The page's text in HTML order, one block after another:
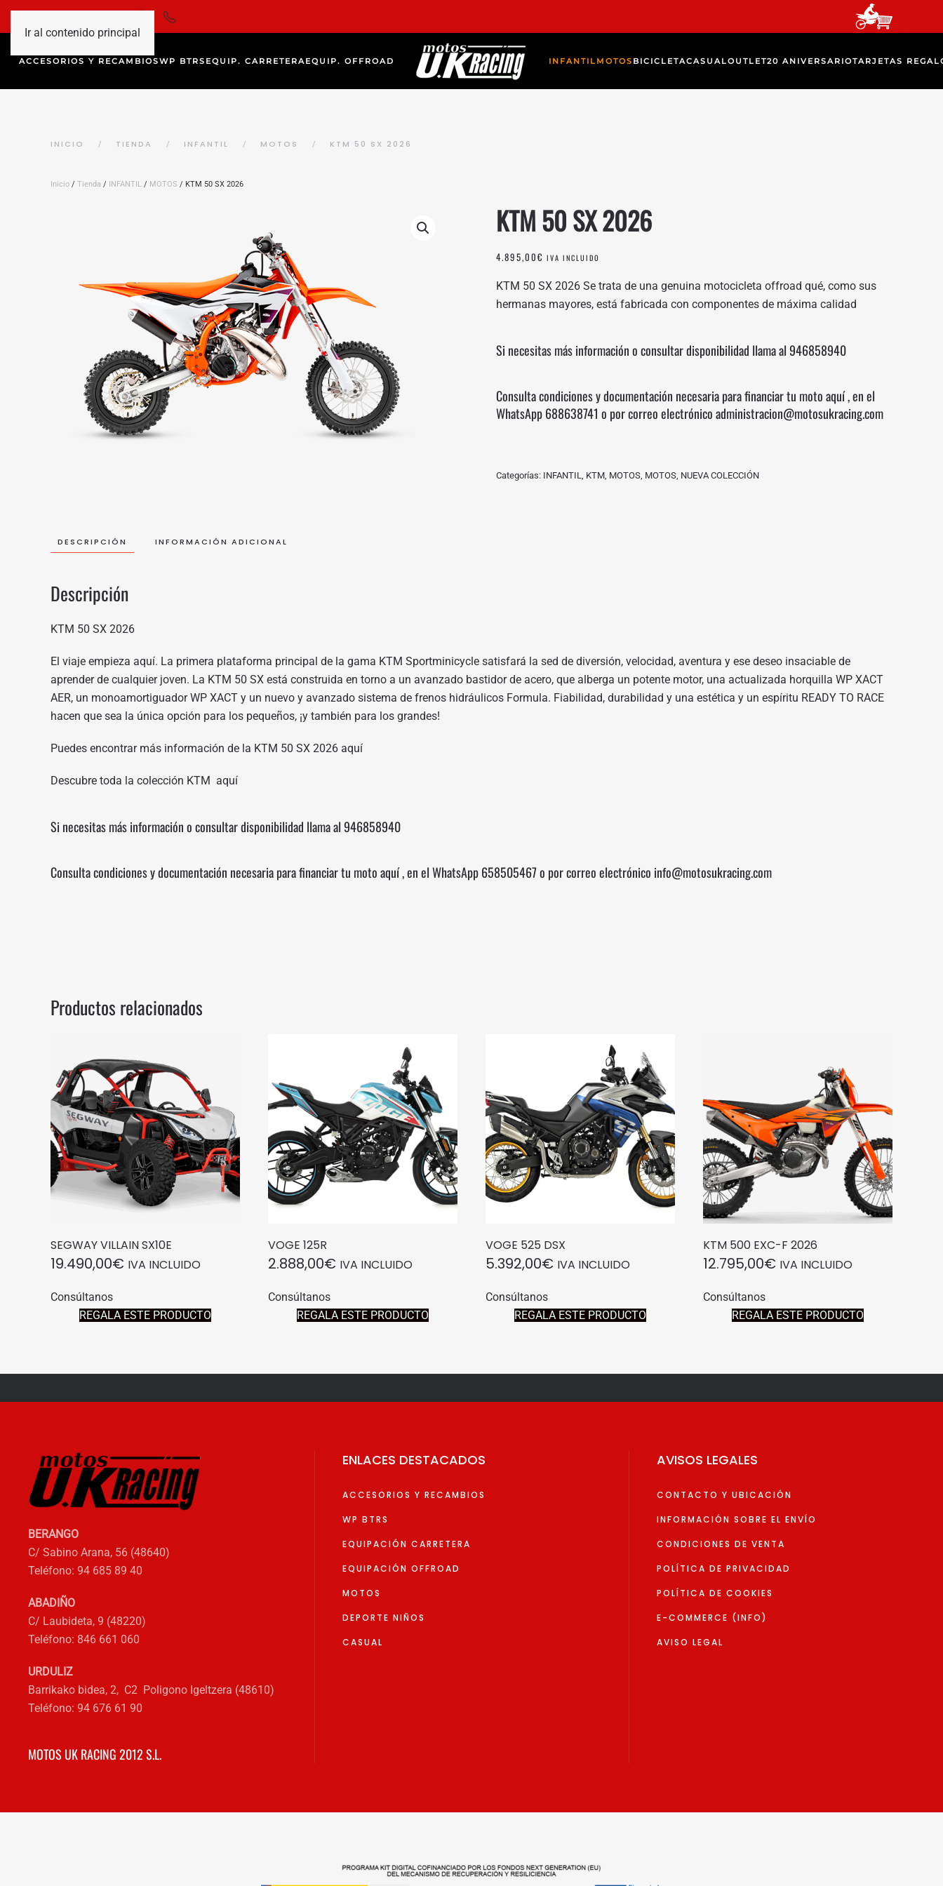
Ir al contenido principal
ACCESORIOS Y RECAMBIOSWP BTRS EQUIP. CARRETERA EQUIP. OFFROAD INFANTIL MOTOS BICICLETACASUALOUTLET20 ANIVERSARIOTARJETAS
INICIO TIENDA INFANTIL MOTOS KTM 50 SX 2026
Inicio / Tienda / INFANTIL / MOTOS / KTM 50 SX 2026
KTM 50 SX 2026
4.895,00€ IVA INCLUIDO
KTM 50 SX 2026 Se trata de una genuina motocicleta offroad qué, como sus
hermanas mayores, está fabricada con componentes de máxima calidad
Si necesitas más información o consultar disponibilidad llama al946858940
Consulta condiciones y documentación necesaria para financiar tu motoaquí, en el
WhatsApp688638741 o por correo electrónico administracion@motosukracing.com
Categorías: INFANTIL, KTM, MOTOS, MOTOS, NUEVA COLECCIÓN
DESCRIPCIÓN INFORMACIÓN ADICIONAL
Descripción
KTM 50 SX 2026
El viaje empieza aquí. La primera plataforma principal de la gama KTM Sportminicycle satisfará la sed de diversión, velocidad, aventura y ese deseo insaciable de
aprender de cualquier joven. La KTM 50 SX está construida en torno a un avanzado bastidor de acero, que alberga un potente motor, una actualizada horquilla WP XACT
AER, un monoamortiguador WP XACT y un nuevo y avanzado sistema de frenos hidráulicos Formula. Fiabilidad, durabilidad y una estética y un espíritu READY TO RACE
hacen que sea la única opción para los pequeños, ¡y también para los grandes!
Puedes encontrar más información de la KTM 50 SX 2026 aquí
Descubre toda la colección KTM aquí
Si necesitas más información o consultar disponibilidad llama al946858940
Consulta condiciones y documentación necesaria para financiar tu motoaquí, en el WhatsApp658505467o por correo electrónico info@motosukracing.com
Productos relacionados
SEGWAY VILLAIN SX10E
19.490,00€ IVA INCLUIDO
Consúltanos
REGALA ESTE PRODUCTO
VOGE 125R
2.888,00€ IVA INCLUIDO
Consúltanos
REGALA ESTE PRODUCTO
VOGE 525 DSX
5.392,00€ IVA INCLUIDO
Consúltanos
REGALA ESTE PRODUCTO
KTM 500 EXC-F 2026
12.795,00€ IVA INCLUIDO
Consúltanos
REGALA ESTE PRODUCTO
BERANGO
C/ Sabino Arana, 56 (48640)
Teléfono: 94 685 89 40
ABADIÑO
C/ Laubideta, 9 (48220)
Teléfono: 846 661 060
URDULIZ
Barrikako bidea, 2, C2 Poligono Igeltzera (48610)
Teléfono: 94 676 61 90
MOTOS UK RACING 2012 S.L.
ENLACES DESTACADOS
ACCESORIOS Y RECAMBIOS
WP BTRS
EQUIPACIÓN CARRETERA
EQUIPACIÓN OFFROAD
MOTOS
DEPORTE NIÑOS
CASUAL
AVISOS LEGALES
CONTACTO Y UBICACIÓN
INFORMACIÓN SOBRE EL ENVÍO
CONDICIONES DE VENTA
POLÍTICA DE PRIVACIDAD
POLÍTICA DE COOKIES
E-COMMERCE (INFO)
AVISO LEGAL